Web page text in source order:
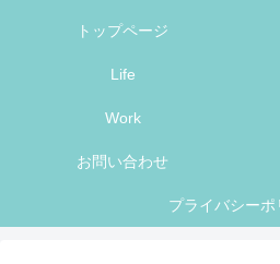
トップページ
Life
Work
お問い合わせ
プライバシーポ